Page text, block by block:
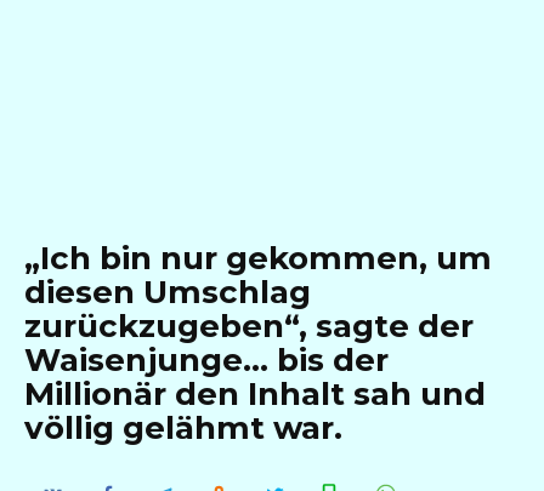
„Ich bin nur gekommen, um
diesen Umschlag
zurückzugeben“, sagte der
Waisenjunge… bis der
Millionär den Inhalt sah und
völlig gelähmt war.